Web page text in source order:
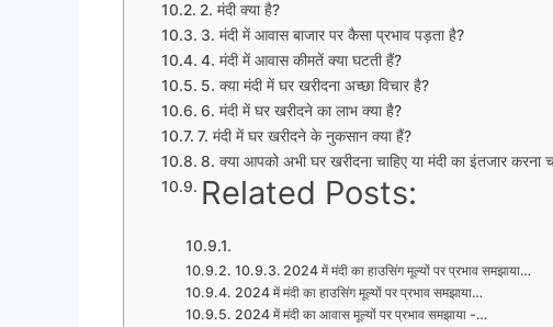
2. मंदी क्या है?
3. मंदी में आवास बाजार पर कैसा प्रभाव पड़ता है?
4. मंदी में आवास कीमतें क्या घटती हैं?
5. क्या मंदी में घर खरीदना अच्छा विचार है?
6. मंदी में घर खरीदने का लाभ क्या है?
7. मंदी में घर खरीदने के नुकसान क्या हैं?
8. क्या आपको अभी घर खरीदना चाहिए या मंदी का इंतजार करना
Related Posts:
2024 में मंदी का हाउसिंग मूल्यों पर प्रभाव समझाया…
2024 में मंदी का हाउसिंग मूल्यों पर प्रभाव समझाया…
2024 में मंदी का आवास मूल्यों पर प्रभाव समझाया -…